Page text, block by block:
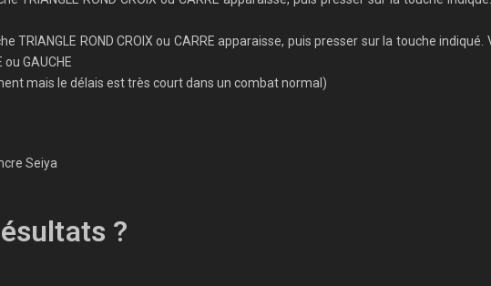
TRIANGLE ROND CROIX ou CARRE apparaisse, puis presser sur la touche
GAUCHE
mais le délais est très court dans un combat normal)
Seiya
?